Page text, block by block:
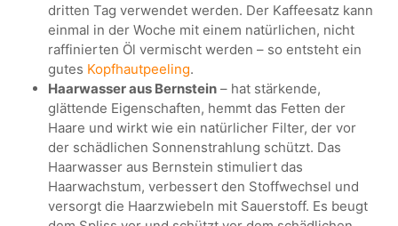
dritten Tag verwendet werden. Der Kaffeesatz kann
einmal in der Woche mit einem natürlichen, nicht
raffinierten Öl vermischt werden – so entsteht ein
gutes Kopfhautpeeling.
Haarwasser aus Bernstein – hat stärkende,
glättende Eigenschaften, hemmt das Fetten der
Haare und wirkt wie ein natürlicher Filter, der vor
der schädlichen Sonnenstrahlung schützt. Das
Haarwasser aus Bernstein stimuliert das
Haarwachstum, verbessert den Stoffwechsel und
versorgt die Haarzwiebeln mit Sauerstoff. Es beugt